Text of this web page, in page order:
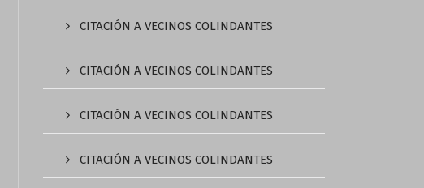
CITACIÓN A VECINOS COLINDANTES
CITACIÓN A VECINOS COLINDANTES
CITACIÓN A VECINOS COLINDANTES
CITACIÓN A VECINOS COLINDANTES